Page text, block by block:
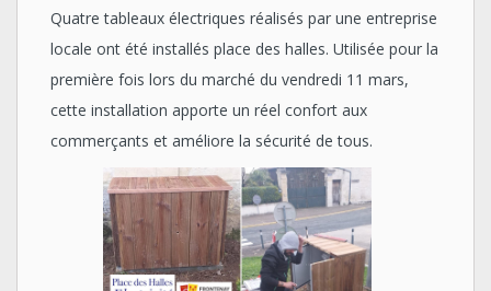
Quatre tableaux électriques réalisés par une entreprise
locale ont été installés place des halles. Utilisée pour la
première fois lors du marché du vendredi 11 mars,
cette installation apporte un réel confort aux
commerçants et améliore la sécurité de tous.